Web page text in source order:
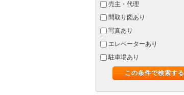
売主・代理
間取り図あり
写真あり
エレベーターあり
駐車場あり
この条件で検索する